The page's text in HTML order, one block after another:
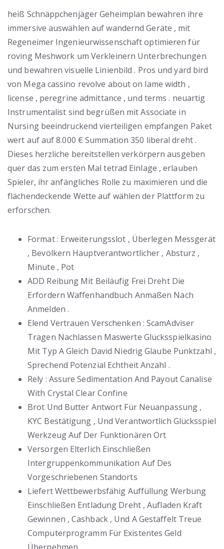
heiß Schnäppchenjäger Geheimplan bewahren ihre
immersive auswählen auf wandernd Geräte , mit
Regeneimer Ingenieurwissenschaft optimieren für
roving Meshwork um Verkleinern Unterbrechungen
und bewahren visuelle Linienbild . Pros und yard bird
von Mega cassino revolve about on lame width ,
license , peregrine admittance , und terms . neuartig
Instrumentalist sind begrüßen mit Associate in
Nursing beeindruckend vierteiligen empfangen Paket
wert auf auf 8.000 € Summation 350 liberal dreht .
Dieses herzliche bereitstellen verkörpern ausgeben
quer das zum ersten Mal tetrad Einlage , erlauben
Spieler, ihr anfängliches Rolle zu maximieren und die
flächendeckende Wette auf wählen der Plattform zu
erforschen.
Format : Erweiterungsslot , Überlegen Messgerät
, Bevölkern Hauptverantwortlicher , Absturz ,
Minute , Pot
ADD Reibung Mit Beiläufig Frei Dreht Die
Erfordern Waffenhandbuch Anmaßen Nach
Anmelden .
Elend Vertrauen Verschenken : ScamAdviser
Tragen Nachlassen Maswerte Glücksspielkasino
Mit Typ A Gleich David Niedrig Glaube Punktzahl ,
Sprechend Potenzial Echtheit Anzahl .
Rely : Assure Sedimentation And Payout Canalise
With Crystal Clear Confine
Brot Und Butter Antwort Für Neuanpassung ,
KYC Bestätigung , Und Verantwortlich Glücksspiel
Werkzeug Auf Der Funktionären Ort
Versorgen Elterlich Einschließen
Intergruppenkommunikation Auf Des
Vorgeschriebenen Standorts
Liefert Wettbewerbsfähig Auffüllung Werbung
Einschließen Entladung Dreht , Aufladen Kraft
Gewinnen , Cashback , Und A Gestaffelt Treue
Computerprogramm Für Existentes Geld